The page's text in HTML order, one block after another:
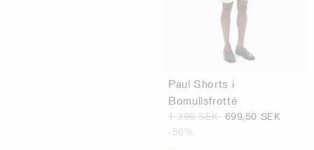
Paul Shorts i
Bomullsfrotté
1 399 SEK 699,50 SEK
-50%